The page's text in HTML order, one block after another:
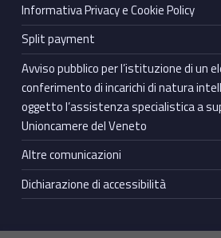
Informativa Privacy e Cookie Policy
Split payment
Avviso pubblico per l’istituzione di un
conferimento di incarichi di natura
oggetto l’assistenza specialistica a
Unioncamere del Veneto
Altre comunicazioni
Dichiarazione di accessibilità